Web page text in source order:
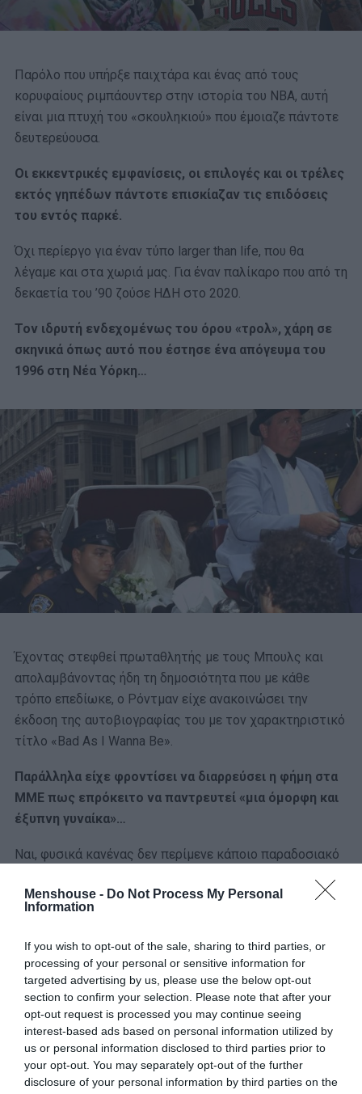
Menshouse - Do Not Process My Personal
Information
If you wish to opt-out of the sale, sharing to third parties, or
processing of your personal or sensitive information for
targeted advertising by us, please use the below opt-out
section to confirm your selection. Please note that after your
opt-out request is processed you may continue seeing
interest-based ads based on personal information utilized by
us or personal information disclosed to third parties prior to
your opt-out. You may separately opt-out of the further
disclosure of your personal information by third parties on the
Παρόλο που υπήρξε παιχτάρα και ένας από τους
κορυφαίους ριμπάουντερ στην ιστορία του NBA, αυτή
είναι μια πτυχή του «σκουληκιού» που έμοιαζε πάντοτε
δευτερεύουσα.
Οι εκκεντρικές εμφανίσεις, οι επιλογές και οι τρέλες
εκτός γηπέδων πάντοτε επισκίαζαν τις επιδόσεις
του εντός παρκέ.
Όχι περίεργο για έναν τύπο larger than life, που θα
λέγαμε και στα χωριά μας. Για έναν παλίκαρο που από τη
δεκαετία του ’90 ζούσε ΗΔΗ στο 2020.
Τον ιδρυτή ενδεχομένως του όρου «τρολ», χάρη σε
σκηνικά όπως αυτό που έστησε ένα απόγευμα του
1996 στη Νέα Υόρκη…
Έχοντας στεφθεί πρωταθλητής με τους Μπουλς και
απολαμβάνοντας ήδη τη δημοσιότητα που με κάθε
τρόπο επεδίωκε, ο Ρόντμαν είχε ανακοινώσει την
έκδοση της αυτοβιογραφίας του με τον χαρακτηριστικό
τίτλο «Bad As I Wanna Be».
Παράλληλα είχε φροντίσει να διαρρεύσει η φήμη στα
ΜΜΕ πως επρόκειτο να παντρευτεί «μια όμορφη και
έξυπνη γυναίκα»…
Ναι, φυσικά κανένας δεν περίμενε κάποιο παραδοσιακό
Όμως αυτό που σχεδίασε ο τρελο-Ντένις παραήταν…
Ενώ λοιπόν εκατοντάδες θαυμαστών είχαν στριμωχτεί
έξω από το κεντρικό βιβλιοπωλείο της Νέας Υόρκης
που θα γινόταν η παρουσίαση του βιβλίου έφτασε μια
μεγαλοπρεπής άμαξα.
Και βγαίνοντας απ’ αυτή ντυμένος… νύφη, ο Ρόντμαν
ανακοίνωσε ότι θα παντρευόταν τον εαυτό του!